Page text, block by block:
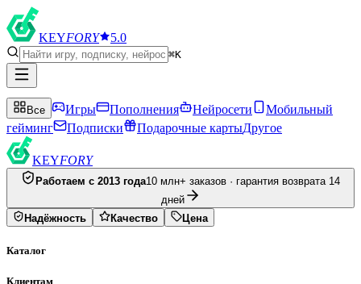
KEYFORY 5.0
⌘K
Все Игры Пополнения Нейросети
Мобильный
гейминг
Подписки Подарочные картыДругое
KEYFORY
Работаем с 2013 года10 млн+ заказов · гарантия возврата 14
дней
Надёжность
Качество Цена
Каталог
Клиентам